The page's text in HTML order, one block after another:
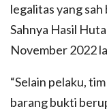
legalitas yang
Sahnya Hasil
November 2022
“Selain pelaku,
barang bukti